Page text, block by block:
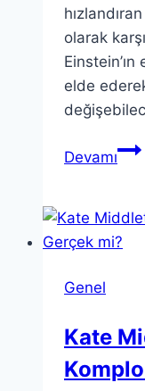
olarak
elde
Devamı
Genel
Kate